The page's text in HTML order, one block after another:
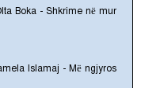
Boka - Shkrime në mur
Islamaj - Më ngjyros